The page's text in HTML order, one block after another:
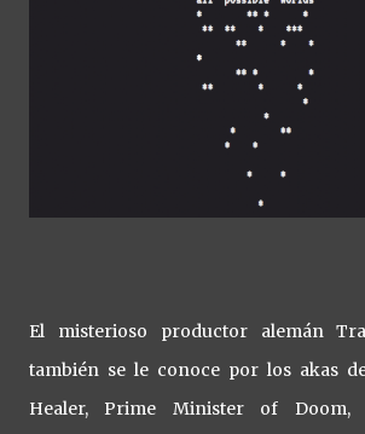
El misterioso productor alemán
también se le conoce por los akas
Healer, Prime Minister of Doom,